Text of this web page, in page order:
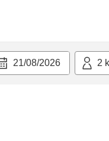
21/08/2026 2